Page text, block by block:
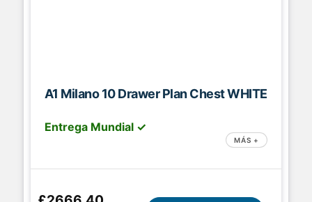
A1 Milano 10 Drawer Plan Chest WHITE
Entrega Mundial ✓
MÁS +